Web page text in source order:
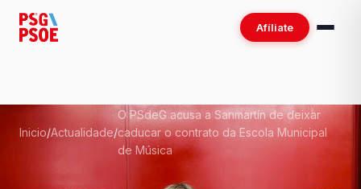
Afíliate
Inicio/Actualidade/
O PSdeG acusa a Sanmartín de deixar
caducar o contrato da Escola Municipal
de Música